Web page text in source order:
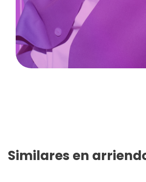
Similares en